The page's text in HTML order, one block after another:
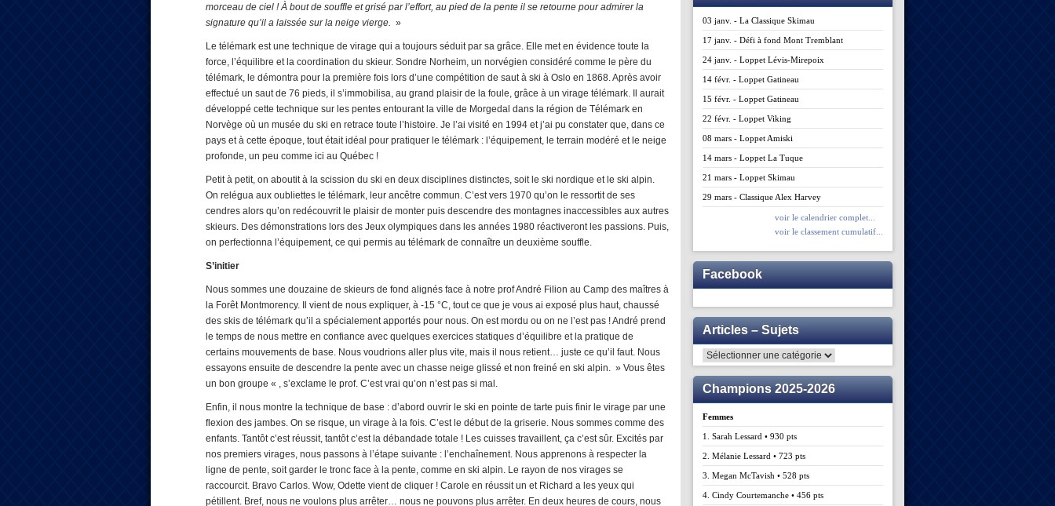
morceau de ciel ! À bout de souffle et grisé par l’effort, au pied de la pente il se retourne pour admirer la
signature qu’il a laissée sur la neige vierge. »
Le télémark est une technique de virage qui a toujours séduit par sa grâce. Elle met en évidence toute la
force, l’équilibre et la coordination du skieur. Sondre Norheim, un norvégien considéré comme le père du
télémark, le démontra pour la première fois lors d’une compétition de saut à ski à Oslo en 1868. Après avoir
effectué un saut de 76 pieds, il s’immobilisa, au grand plaisir de la foule, grâce à un virage télémark. Il aurait
développé cette technique sur les pentes entourant la ville de Morgedal dans la région de Télémark en
Norvège où un musée du ski en retrace toute l’histoire. Je l’ai visité en 1994 et j’ai pu constater que, dans ce
pays et à cette époque, tout était idéal pour pratiquer le télémark : l’équipement, le terrain modéré et le neige
profonde, un peu comme ici au Québec !
Petit à petit, on aboutit à la scission du ski en deux disciplines distinctes, soit le ski nordique et le ski alpin.
On relégua aux oubliettes le télémark, leur ancêtre commun. C’est vers 1970 qu’on le ressortit de ses
cendres alors qu’on redécouvrit le plaisir de monter puis descendre des montagnes inaccessibles aux autres
skieurs. Des démonstrations lors des Jeux olympiques dans les années 1980 réactiveront les passions. Puis,
on perfectionna l’équipement, ce qui permis au télémark de connaître un deuxième souffle.
S’initier
Nous sommes une douzaine de skieurs de fond alignés face à notre prof André Filion au Camp des maîtres à
la Forêt Montmorency. Il vient de nous expliquer, à -15 °C, tout ce que je vous ai exposé plus haut, chaussé
des skis de télémark qu’il a spécialement apportés pour nous. On est mordu ou on ne l’est pas ! André prend
le temps de nous mettre en confiance avec quelques exercices statiques d’équilibre et la pratique de
certains mouvements de base. Nous voudrions aller plus vite, mais il nous retient… juste ce qu’il faut. Nous
essayons ensuite de descendre la pente avec un chasse neige glissé et non freiné en ski alpin. » Vous êtes
un bon groupe « , s’exclame le prof. C’est vrai qu’on n’est pas si mal.
Enfin, il nous montre la technique de base : d’abord ouvrir le ski en pointe de tarte puis finir le virage par une
flexion des jambes. On se risque, un virage à la fois. C’est le début de la griserie. Nous sommes comme des
enfants. Tantôt c’est réussit, tantôt c’est la débandade totale ! Les cuisses travaillent, ça c’est sûr. Excités par
nos premiers virages, nous passons à l’étape suivante : l’enchaînement. Nous apprenons à respecter la
ligne de pente, soit garder le tronc face à la pente, comme en ski alpin. Le rayon de nos virages se
raccourcit. Bravo Carlos. Wow, Odette vient de cliquer ! Carole en réussit un et Richard a les yeux qui
pétillent. Bref, nous ne voulons plus arrêter… nous ne pouvons plus arrêter. En deux heures de cours, nous
03 janv. - La Classique Skimau
17 janv. - Défi à fond Mont Tremblant
24 janv. - Loppet Lévis-Mirepoix
14 févr. - Loppet Gatineau
15 févr. - Loppet Gatineau
22 févr. - Loppet Viking
08 mars - Loppet Amiski
14 mars - Loppet La Tuque
21 mars - Loppet Skimau
29 mars - Classique Alex Harvey
voir le calendrier complet...
voir le classement cumulatif...
Facebook
Articles – Sujets
Articles
–
Sujets
Champions 2025-2026
Femmes
1. Sarah Lessard • 930 pts
2. Mélanie Lessard • 723 pts
3. Megan McTavish • 528 pts
4. Cindy Courtemanche • 456 pts